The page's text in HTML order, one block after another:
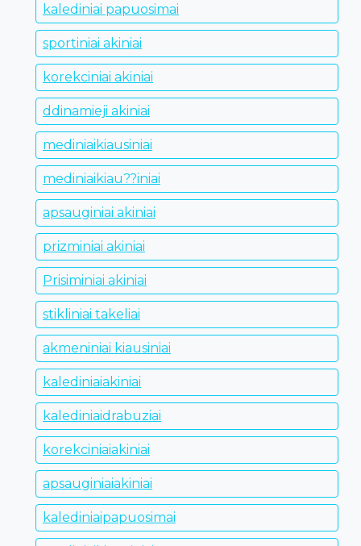
kalediniai papuosimai
sportiniai akiniai
korekciniai akiniai
ddinamieji akiniai
mediniaikiausiniai
mediniaikiau??iniai
apsauginiai akiniai
prizminiai akiniai
Prisiminiai akiniai
stikliniai takeliai
akmeniniai kiausiniai
kalediniaiakiniai
kalediniaidrabuziai
korekciniaiakiniai
apsauginiaiakiniai
kalediniaipapuosimai